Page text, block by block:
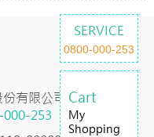
SERVICE
0800-000-253
Cart
My
Shopping
有限公司
000-253